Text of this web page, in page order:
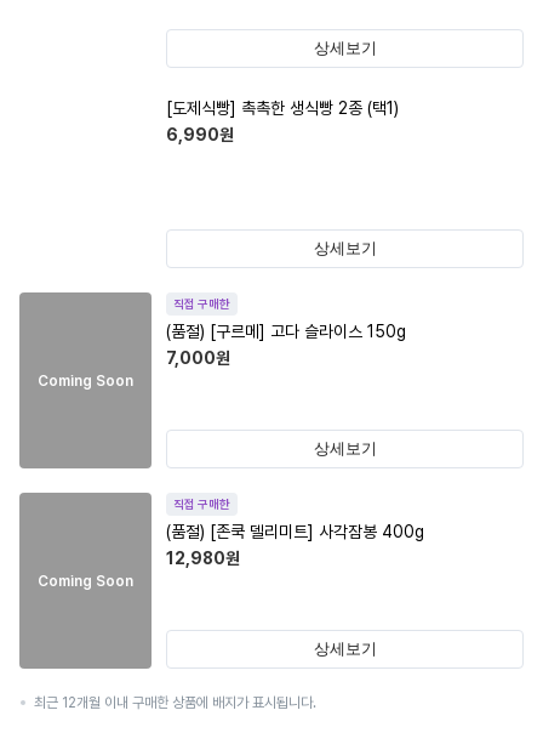
상세보기
[도제식빵] 촉촉한 생식빵 2종 (택1)
6,990원
상세보기
Coming Soon
직접 구매한
(품절) [구르메] 고다 슬라이스 150g
7,000원
상세보기
Coming Soon
직접 구매한
(품절) [존쿡 델리미트] 사각잠봉 400g
12,980원
상세보기
최근 12개월 이내 구매한 상품에 배지가 표시됩니다.